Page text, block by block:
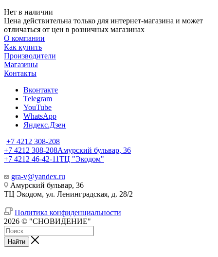
Нет в наличии
Цена действительна только для интернет-магазина и может
отличаться от цен в розничных магазинах
О компании
Как купить
Производители
Магазины
Контакты
Вконтакте
Telegram
YouTube
WhatsApp
Яндекс.Дзен
+7 4212 308-208
+7 4212 308-208Амурский бульвар, 36
+7 4212 46-42-11ТЦ "Экодом"
gra-v@yandex.ru
Амурский бульвар, 36
ТЦ Экодом, ул. Ленинградская, д. 28/2
Политика конфиденциальности
2026 © "СНОВИДЕНИЕ"
Найти